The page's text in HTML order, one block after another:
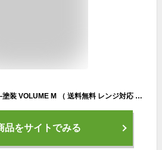
弁当箱 1段 800ml クリア―塗装 VOLUME M （ 送料無料 レンジ対応 食洗機対応 お弁当箱 ランチボックス 一段 大人 大容量 男子 レンジOK 食洗機OK 中子付き ランチバンド付き 弁当 お弁当 男性 日本製 ）
品をサイトでみる